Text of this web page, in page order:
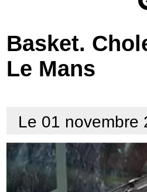
Economie
Services
Basket.
Le Mans
Le 01 novembre